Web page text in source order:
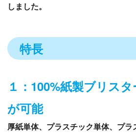
しました。
特長
１：100%紙製ブリス
が可能
厚紙単体、プラスチック単体、プ